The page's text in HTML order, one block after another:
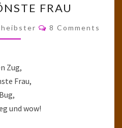
SCHÖNSTE
FRAU
FRAU
Comments
8 Comments
Zug,
Frau,
und wow!